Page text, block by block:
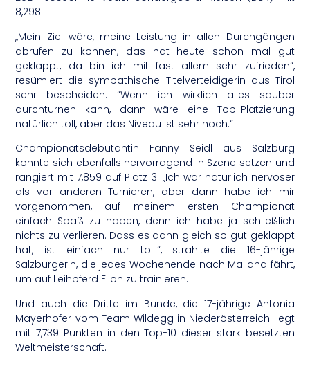
8,298.
„Mein Ziel wäre, meine Leistung in allen Durchgängen
abrufen zu können, das hat heute schon mal gut
geklappt, da bin ich mit fast allem sehr zufrieden“,
resümiert die sympathische Titelverteidigerin aus Tirol
sehr bescheiden. “Wenn ich wirklich alles sauber
durchturnen kann, dann wäre eine Top-Platzierung
natürlich toll, aber das Niveau ist sehr hoch.“
Championatsdebütantin Fanny Seidl aus Salzburg
konnte sich ebenfalls hervorragend in Szene setzen und
rangiert mit 7,859 auf Platz 3. „Ich war natürlich nervöser
als vor anderen Turnieren, aber dann habe ich mir
vorgenommen, auf meinem ersten Championat
einfach Spaß zu haben, denn ich habe ja schließlich
nichts zu verlieren. Dass es dann gleich so gut geklappt
hat, ist einfach nur toll.“, strahlte die 16-jährige
Salzburgerin, die jedes Wochenende nach Mailand fährt,
um auf Leihpferd Filon zu trainieren.
Und auch die Dritte im Bunde, die 17-jährige Antonia
Mayerhofer vom Team Wildegg in Niederösterreich liegt
mit 7,739 Punkten in den Top-10 dieser stark besetzten
Weltmeisterschaft.